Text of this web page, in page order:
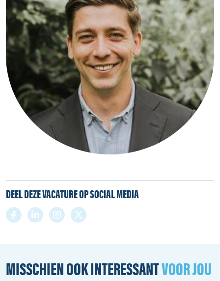
DEEL DEZE VACATURE OP SOCIAL MEDIA
MISSCHIEN OOK INTERESSANTVOOR JOU